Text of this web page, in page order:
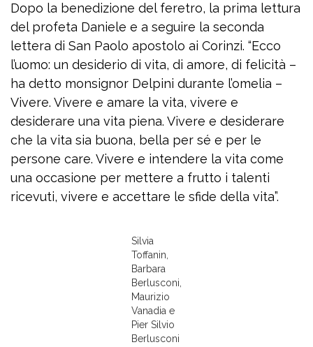
Dopo la benedizione del feretro, la prima lettura
del profeta Daniele e a seguire la seconda
lettera di San Paolo apostolo ai Corinzi. “Ecco
l’uomo: un desiderio di vita, di amore, di felicità –
ha detto monsignor Delpini durante l’omelia –
Vivere. Vivere e amare la vita, vivere e
desiderare una vita piena. Vivere e desiderare
che la vita sia buona, bella per sé e per le
persone care. Vivere e intendere la vita come
una occasione per mettere a frutto i talenti
ricevuti, vivere e accettare le sfide della vita”.
Silvia
Toffanin,
Barbara
Berlusconi,
Maurizio
Vanadia e
Pier Silvio
Berlusconi